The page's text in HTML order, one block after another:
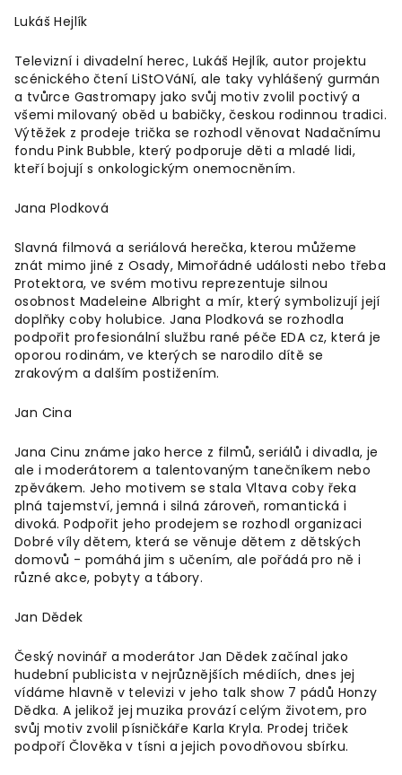
Lukáš Hejlík
Televizní i divadelní herec, Lukáš Hejlík, autor projektu
scénického čtení LiStOVáNí, ale taky vyhlášený gurmán
a tvůrce Gastromapy jako svůj motiv zvolil poctivý a
všemi milovaný oběd u babičky, českou rodinnou tradici.
Výtěžek z prodeje trička se rozhodl věnovat Nadačnímu
fondu Pink Bubble, který podporuje děti a mladé lidi,
kteří bojují s onkologickým onemocněním.
Jana Plodková
Slavná filmová a seriálová herečka, kterou můžeme
znát mimo jiné z Osady, Mimořádné události nebo třeba
Protektora, ve svém motivu reprezentuje silnou
osobnost Madeleine Albright a mír, který symbolizují její
doplňky coby holubice. Jana Plodková se rozhodla
podpořit profesionální službu rané péče EDA cz, která je
oporou rodinám, ve kterých se narodilo dítě se
zrakovým a dalším postižením.
Jan Cina
Jana Cinu známe jako herce z filmů, seriálů i divadla, je
ale i moderátorem a talentovaným tanečníkem nebo
zpěvákem. Jeho motivem se stala Vltava coby řeka
plná tajemství, jemná i silná zároveň, romantická i
divoká. Podpořit jeho prodejem se rozhodl organizaci
Dobré víly dětem, která se věnuje dětem z dětských
domovů - pomáhá jim s učením, ale pořádá pro ně i
různé akce, pobyty a tábory.
Jan Dědek
Český novinář a moderátor Jan Dědek začínal jako
hudební publicista v nejrůznějších médiích, dnes jej
vídáme hlavně v televizi v jeho talk show 7 pádů Honzy
Dědka. A jelikož jej muzika provází celým životem, pro
svůj motiv zvolil písničkáře Karla Kryla. Prodej triček
podpoří Člověka v tísni a jejich povodňovou sbírku.